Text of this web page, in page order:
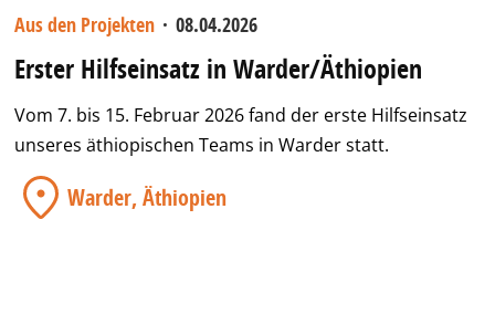
Aus den Projekten · 08.04.2026
Erster Hilfseinsatz in Warder/Äthiopien
Vom 7. bis 15. Februar 2026 fand der erste Hilfseinsatz
unseres äthiopischen Teams in Warder statt.
Warder, Äthiopien